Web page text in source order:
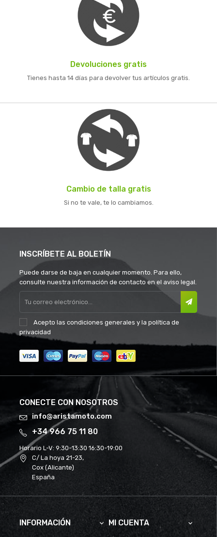
Devoluciones gratis
Tienes hasta 14 días para devolver tus artículos gratis.
Cambio de talla gratis
Si no te vale, te lo cambiamos.
INSCRÍBETE AL BOLETÍN
Puede darse de baja en cualquier momento. Para ello,
consulte nuestra información de contacto en el aviso legal.
Acepto las condiciones generales y la política de
privacidad
CONECTE CON NOSOTROS
info@aristamoto.com
+34 966 75 11 80
Horario L-V: 9:30-13:30 16:30-19:00
C/ La hoya 21-23,
Cox (Alicante)
España
INFORMACIÓN  MI CUENTA 